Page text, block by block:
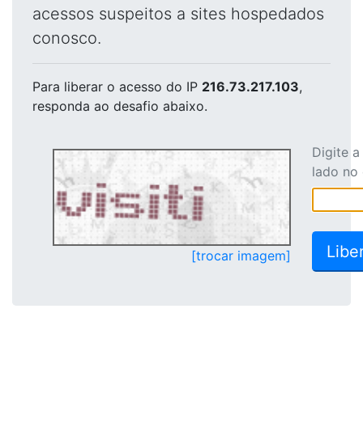
acessos suspeitos a sites hospedados
conosco.
Para liberar o acesso do IP 216.73.217.103,
responda ao desafio abaixo.
[trocar imagem]
Digite
lado no